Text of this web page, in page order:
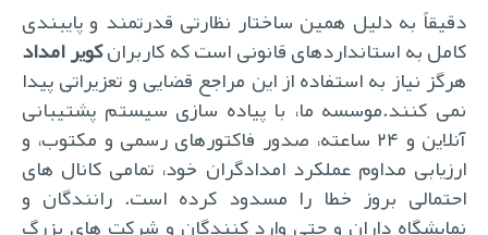
دقیقاً به دلیل همین ساختار نظارتی قدرتمند و پایبندی
کامل به استانداردهای قانونی است که کاربرانکویر امداد
هرگز نیاز به استفاده از این مراجع قضایی و تعزیراتی پیدا
نمی کنند.موسسه ما، با پیاده سازی سیستم پشتیبانی
آنلاین و ۲۴ ساعته، صدور فاکتورهای رسمی و مکتوب، و
ارزیابی مداوم عملکرد امدادگران خود، تمامی کانال های
احتمالی بروز خطا را مسدود کرده است. رانندگان و
نمایشگاه داران و حتی وارد کنندگان و شرکت های بزرگ